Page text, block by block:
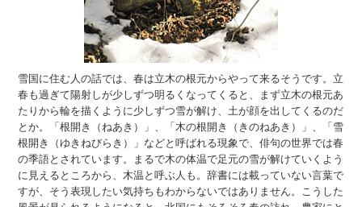
雪国に住む人の話では、春は立木の根元からやって来るそうです。立
春も過ぎて陽射しが少しずつ明るくなってくると、まず立木の根元あ
たりから輪を描くように少しずつ雪が解け、土が顔を出してくるのだ
とか。「根開き（ねあき）」、「木の根開き（きのねあき）」、「雪
根開き（ゆきねびらき）」などと呼ばれる現象で、俳句の世界では春
の季語とされています。まるで木の体温で足元の雪が解けていくよう
に見えるところから、木温と呼ぶ人も。辞書には載っていない言葉で
すが、そう表現したい気持ちもわからないではありません。こうした